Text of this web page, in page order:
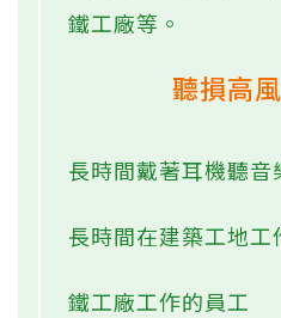
鐵工廠等。
聽損高
長時間戴著耳機聽音
長時間在建築工地工
鐵工廠工作的員工